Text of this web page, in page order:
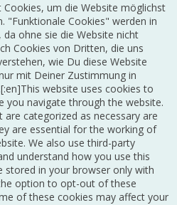
um die Website möglichst
"Funktionale Cookies" werden in
ohne sie die Website nicht
Cookies von Dritten, die uns
wie Du diese Website
mit Deiner Zustimmung in
website uses cookies to
you navigate through the website.
categorized as necessary are
are essential for the working of
We also use third-party
understand how you use this
stored in your browser only with
option to opt-out of these
of these cookies may affect your